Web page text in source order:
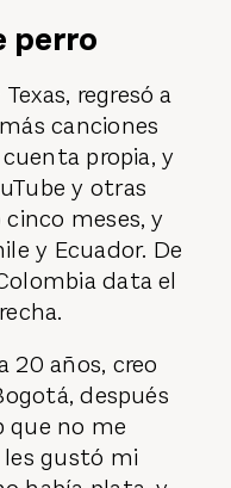
perro
regresó a
canciones
propia, y
y otras
meses, y
y Ecuador. De
data el
20 años, creo
después
que no me
les gustó mi